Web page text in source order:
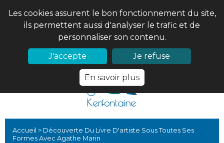
Les cookies assurent le bon fonctionnement du site,
ils permettent aussi d'analyser le trafic et de
personnaliser son contenu.
J'accepte
Je refuse
En savoir plus
02 97 56 61 18
Accueil > Découverte Du Livre D'artiste Sous Toutes Ses
Formes Avec Agathe Marin